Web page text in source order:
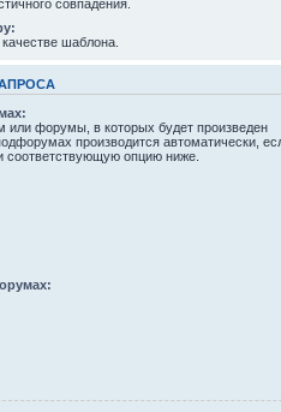
совпадения.
шаблона.
или форумы, в которых будет произведен
производится автоматически,
соответствующую опцию ниже.